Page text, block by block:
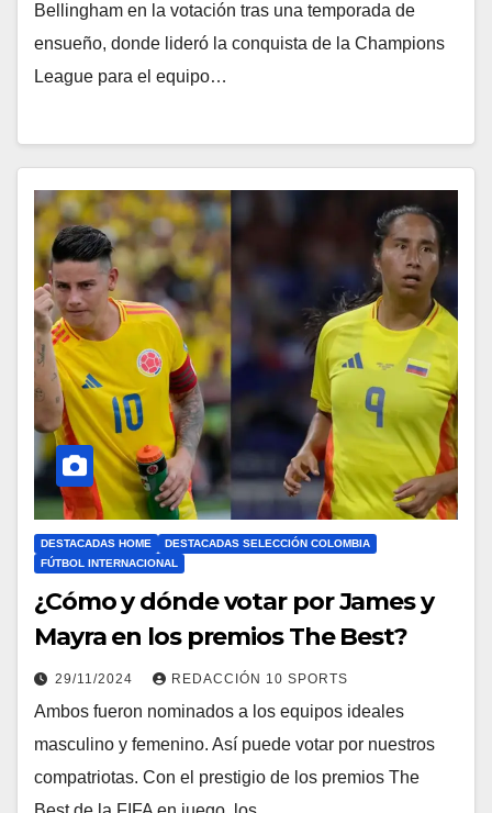
Bellingham en la votación tras una temporada de
ensueño, donde lideró la conquista de la Champions
League para el equipo…
DESTACADAS HOME
DESTACADAS SELECCIÓN COLOMBIA
FÚTBOL INTERNACIONAL
¿Cómo y dónde votar por James y
Mayra en los premios The Best?
29/11/2024 REDACCIÓN 10 SPORTS
Ambos fueron nominados a los equipos ideales
masculino y femenino. Así puede votar por nuestros
compatriotas. Con el prestigio de los premios The